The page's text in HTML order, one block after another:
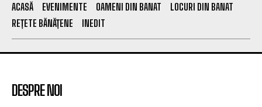
ACASĂ EVENIMENTE OAMENI DIN BANAT
LOCURI DIN BANAT
REȚETE BĂNĂȚENE
INEDIT
DESPRE NOI